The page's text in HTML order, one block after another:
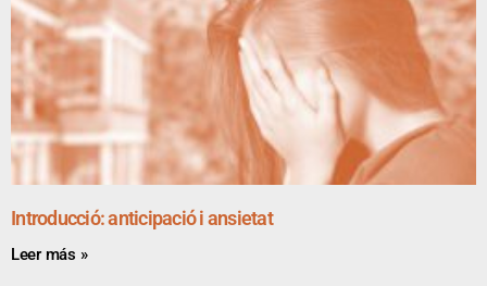
Introducció: anticipació i ansietat
Leer más »